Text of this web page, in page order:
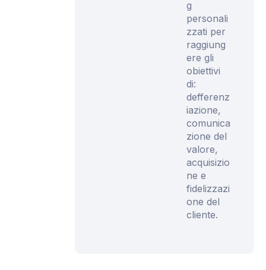
g
personali
zzati per
raggiung
ere gli
obiettivi
di:
defferenz
iazione,
comunica
zione del
valore,
acquisizio
ne e
fidelizzazi
one del
cliente.